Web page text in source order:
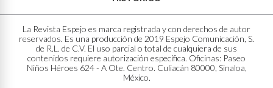
La Revista Espejo es marca registrada y con derechos de autor
reservados. Es una producción de 2019 Espejo Comunicación, S.
de R.L. de C.V. El uso parcial o total de cualquiera de sus
contenidos requiere autorización específica. Oficinas: Paseo
Niños Héroes 624 - A Ote. Centro. Culiacán 80000, Sinaloa,
México.